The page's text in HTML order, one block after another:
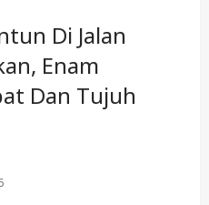
Di Jalan
Enam
Dan Tujuh